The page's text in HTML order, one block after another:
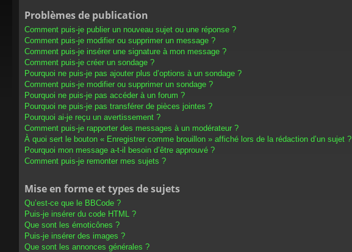
Problèmes de publication
Comment puis-je publier un nouveau sujet ou une réponse ?
Comment puis-je modifier ou supprimer un message ?
Comment puis-je insérer une signature à mon message ?
Comment puis-je créer un sondage ?
Pourquoi ne puis-je pas ajouter plus d’options à un sondage ?
Comment puis-je modifier ou supprimer un sondage ?
Pourquoi ne puis-je pas accéder à un forum ?
Pourquoi ne puis-je pas transférer de pièces jointes ?
Pourquoi ai-je reçu un avertissement ?
Comment puis-je rapporter des messages à un modérateur ?
À quoi sert le bouton « Enregistrer comme brouillon » affiché lors de la rédaction d’un sujet ?
Pourquoi mon message a-t-il besoin d’être approuvé ?
Comment puis-je remonter mes sujets ?
Mise en forme et types de sujets
Qu’est-ce que le BBCode ?
Puis-je insérer du code HTML ?
Que sont les émoticônes ?
Puis-je insérer des images ?
Que sont les annonces générales ?